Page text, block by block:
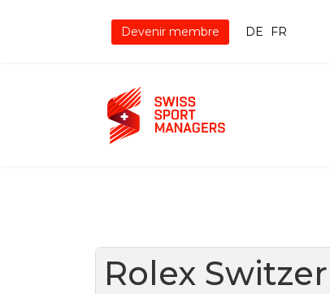
Devenir membre DE FR
Rolex